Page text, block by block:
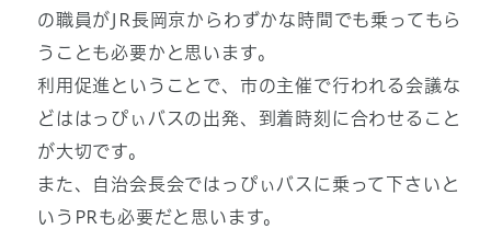
の職員がJR長岡京からわずかな時間でも乗ってもら
うことも必要かと思います。
利用促進ということで、市の主催で行われる会議な
どははっぴぃバスの出発、到着時刻に合わせること
が大切です。
また、自治会長会ではっぴぃバスに乗って下さいと
いうPRも必要だと思います。